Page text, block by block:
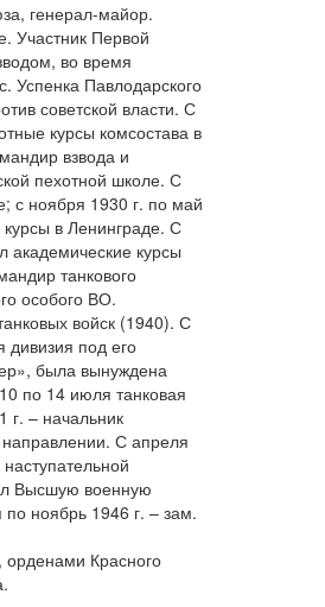
генерал-майор.
Участник Первой
во время
Успенка Павлодарского
советской власти. С
курсы комсостава в
взвода и
пехотной школе. С
с ноября 1930 г. по май
в Ленинграде. С
академические курсы
танкового
особого ВО.
войск (1940). С
под его
была вынуждена
по 14 июля танковая
г. – начальник
С апреля
Высшую военную
ноябрь 1946 г. – зам.
Красного